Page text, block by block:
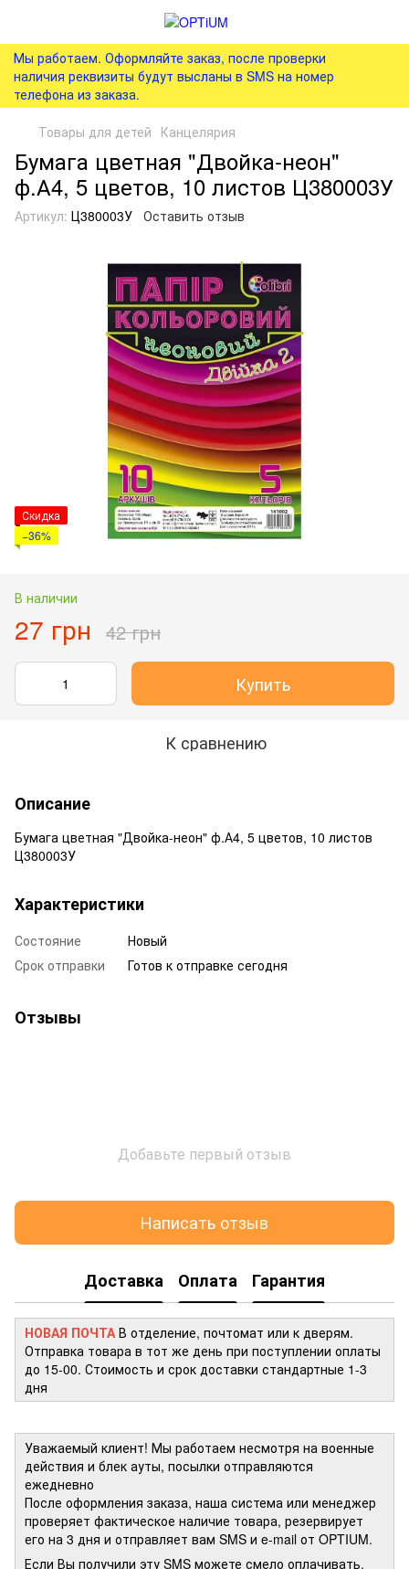
Мы работаем. Оформляйте заказ, после проверки
наличия реквизиты будут высланы в SMS на номер
телефона из заказа.
Товары для детей Канцелярия
Бумага цветная "Двойка-неон"
ф.А4, 5 цветов, 10 листов Ц380003У
Артикул: Ц380003У Оставить отзыв
Скидка
−36%
В наличии
27 грн 42 грн
Купить
К сравнению
Описание
Бумага цветная "Двойка-неон" ф.А4, 5 цветов, 10 листов
Ц380003У
Характеристики
Состояние
Новый
Срок отправки
Готов к отправке сегодня
Отзывы
Добавьте первый отзыв
Написать отзыв
Доставка Оплата Гарантия
НОВАЯ ПОЧТА В отделение, почтомат или к дверям.
Отправка товара в тот же день при поступлении оплаты
до 15-00. Стоимость и срок доставки стандартные 1-3
дня
Уважаемый клиент! Мы работаем несмотря на военные
действия и блек ауты, посылки отправляются
ежедневно
После оформления заказа, наша система или менеджер
проверяет фактическое наличие товара, резервирует
его на 3 дня и отправляет вам SMS и e-mail от OPTIUM.
Если Вы получили эту SMS можете смело оплачивать,